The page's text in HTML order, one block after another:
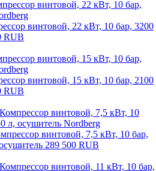
винтовой, 22 кВт, 10 бар, 3200
RUB
винтовой, 15 кВт, 10 бар, 2100
RUB
винтовой, 7,5 кВт, 10 бар,
289 500 RUB